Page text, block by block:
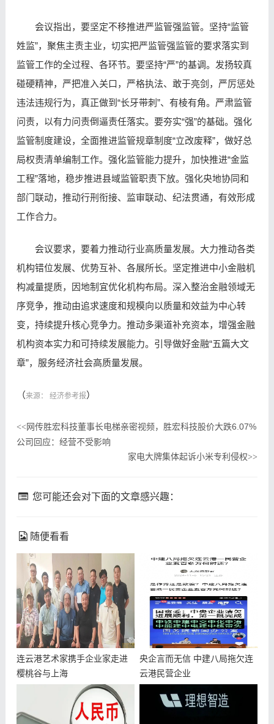
会议指出，要坚定不移推进严监管强监管。坚持“监管
姓监”，聚焦主责主业，切实把严监管强监管的要求落实到
监管工作的全过程、各环节。要坚持“严”的基调。发扬较真
碰硬精神，严把准入关口，严格执法、敢于亮剑，严厉惩处
违法违规行为，真正做到“长牙带刺”、有棱有角。严肃监管
问责，以有力问责倒逼责任落实。要夯实“强”的基础。强化
监管制度建设，全面推进监管规章制度“立改废释”，做好总
局权责清单编制工作。强化监管能力提升，加快推进“金监
工程”落地，稳步推进县域监管职责下放。强化央地协同和
部门联动，推动行刑衔接、监审联动、纪法贯通，有效形成
工作合力。
会议要求，要着力推动行业高质量发展。大力推动各类
机构错位发展、优势互补、各展所长。坚定推进中小金融机
构减量提质，因地制宜优化机构布局。深入整治金融领域无
序竞争，推动由追求速度和规模向以质量和效益为中心转
变，持续提升核心竞争力。推动多渠道补充资本，增强金融
机构资本实力和可持续发展能力。引导做好金融“五篇大文
章”，服务经济社会高质量发展。
（来源： 经济参考报）
<<网传胜宏科技董事长电梯亲密视频，胜宏科技股价大跌6.07%
公司回应：经营不受影响
家电大牌集体起诉小米专利侵权>>
您可能还会对下面的文章感兴趣：
随便看看
‌连云港艺术家携手企业家走进
樱桃谷与上海
央企言而无信 中建八局拖欠连
云港民营企业